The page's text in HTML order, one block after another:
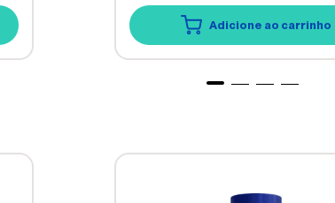
Adicione ao carrinho